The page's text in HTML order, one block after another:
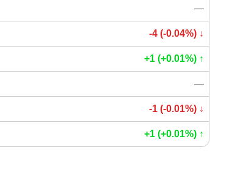
—
-4 (-0.04%) ↓
+1 (+0.01%) ↑
—
-1 (-0.01%) ↓
+1 (+0.01%) ↑